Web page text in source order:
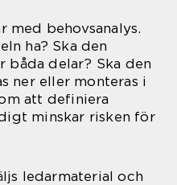
med behovsanalys.
ha? Ska den
båda delar? Ska den
ner eller monteras i
att definiera
minskar risken för
ledarmaterial och